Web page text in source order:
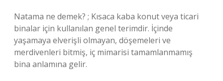
Natama ne demek? ; Kısaca kaba konut veya ticari
binalar için kullanılan genel terimdir. İçinde
yaşamaya elverişli olmayan, döşemeleri ve
merdivenleri bitmiş, iç mimarisi tamamlanmamış
bina anlamına gelir.